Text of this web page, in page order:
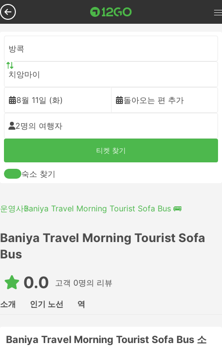
방콕
치앙마이
8월 11일 (화) 돌아오는 편 추가
2명의 여행자
티켓 찾기
숙소 찾기
운영사Baniya Travel Morning Tourist Sofa Bus 🚌
Baniya Travel Morning Tourist Sofa
Bus
0.0 고객 0명의 리뷰
소개 인기 노선 역
Baniya Travel Morning Tourist Sofa Bus 소